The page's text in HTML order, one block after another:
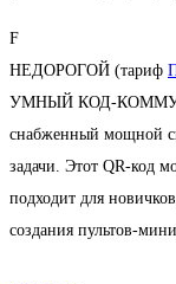
F
НЕДОРОГОЙ (тариф
УМНЫЙ КОД-
снабженный мощной
задачи. Этот QR-код
подходит для
создания пультов-